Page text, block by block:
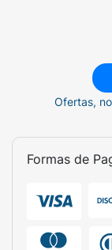
Ofertas,
Formas de